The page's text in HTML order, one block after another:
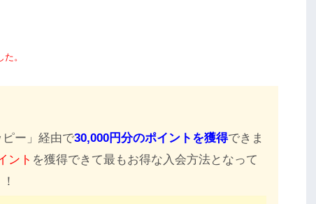
。
ー」経由で30,000円分のポイントを獲得できま
ント を獲得できて最もお得な入会方法となって